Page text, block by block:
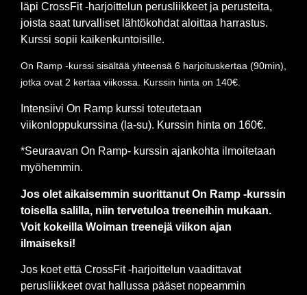
läpi CrossFit -harjoittelun perusliikkeet ja perusteita,
joista saat turvalliset lähtökohdat aloittaa harrastus.
Kurssi sopii kaikenkuntoisille.
On Ramp -kurssi sisältää yhteensä 6 harjoituskertaa (90min),
jotka ovat 2 kertaa viikossa. Kurssin hinta on 140€.
Intensiivi On Ramp kurssi toteutetaan
viikonloppukurssina (la-su). Kurssin hinta on 160€.
*Seuraavan On Ramp- kurssin ajankohta ilmoitetaan
myöhemmin.
Jos olet aikaisemmin suorittanut On Ramp -kurssin
toisella salilla, niin tervetuloa treeneihin mukaan.
Voit kokeilla Woiman treenejä viikon ajan
ilmaiseksi!
Jos koet että CrossFit -harjoittelun vaadittavat
perusliikkeet ovat hallussa pääset nopeammin